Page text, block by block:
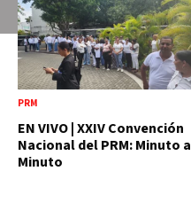
PRM
EN VIVO | XXIV Convención
Nacional del PRM: Minuto a
Minuto